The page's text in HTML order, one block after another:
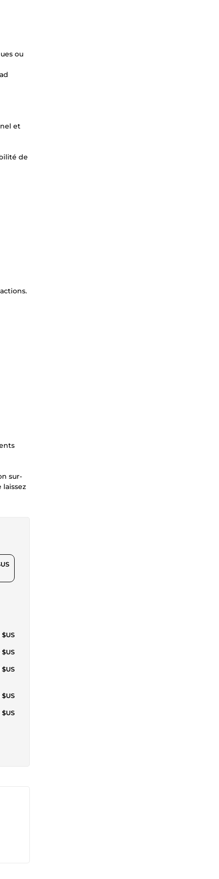
ou
et
de
sur-
$US
$US
$US